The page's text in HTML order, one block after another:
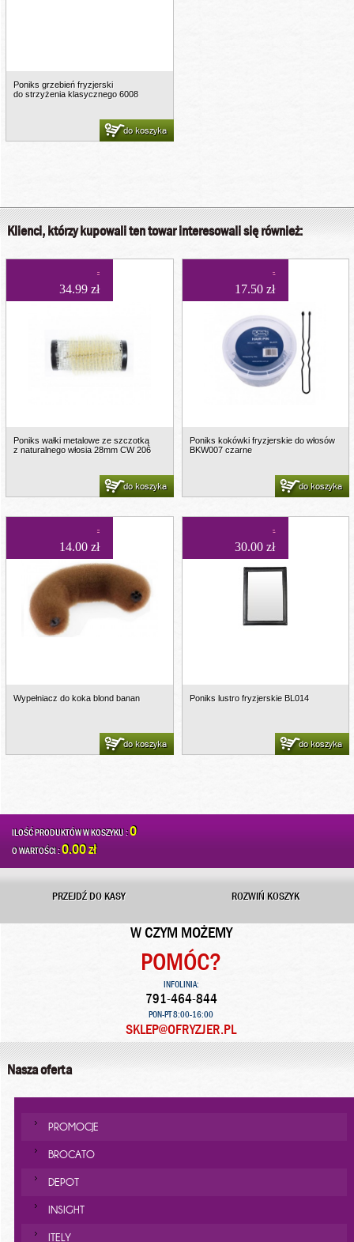
Poniks grzebień fryzjerski
do strzyżenia klasycznego 6008
do koszyka
Klienci, którzy kupowali ten towar interesowali się również:
34.99 zł
Poniks wałki metalowe ze szczotką
z naturalnego włosia 28mm CW 206
do koszyka
17.50 zł
Poniks kokówki fryzjerskie do włosów
BKW007 czarne
do koszyka
14.00 zł
Wypełniacz do koka blond banan
do koszyka
30.00 zł
Poniks lustro fryzjerskie BL014
do koszyka
ILOŚĆ PRODUKTÓW W KOSZYKU :0
O WARTOŚCI :0.00 zł
PRZEJDŹ DO KASY ROZWIŃ KOSZYK
W CZYM MOŻEMY
POMÓC?
INFOLINIA:
791-464-844
PON-PT 8:00-16:00
SKLEP@OFRYZJER.PL
Nasza oferta
PROMOCJE
BROCATO
DEPOT
INSIGHT
ITELY